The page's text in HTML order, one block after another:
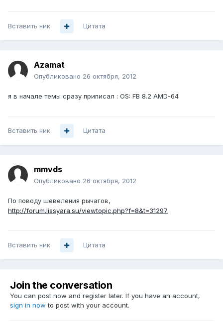
Вставить ник Цитата
Azamat
Опубликовано 26 октября, 2012
я в начале темы сразу приписал : OS: FB 8.2 AMD-64
Вставить ник Цитата
mmvds
Опубликовано 26 октября, 2012
По поводу шевеления рычагов,
http://forum.lissyara.su/viewtopic.php?f=8&t=31297
Вставить ник Цитата
Join the conversation
You can post now and register later. If you have an account,
sign in now to post with your account.